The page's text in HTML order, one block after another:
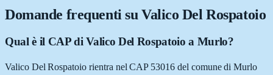
Domande frequenti su Valico Del Rospatoio
Qual è il CAP di Valico Del Rospatoio a Murlo?
Valico Del Rospatoio rientra nel CAP 53016 del comune di Murlo